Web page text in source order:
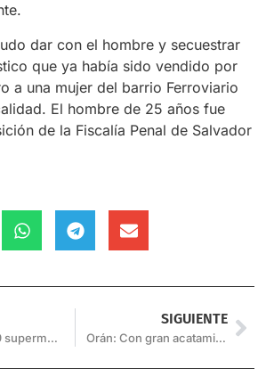
dar con el hombre y secuestrar
que ya había sido vendido por
a una mujer del barrio Ferroviario
El hombre de 25 años fue
de la Fiscalía Penal de Salvador
Notificaron a 9 supermercados por no cumplir con el protocolo de Covid-19
SIGUIENTE
Orán: Con gran acatamiento, se manifestó el personal de Salud